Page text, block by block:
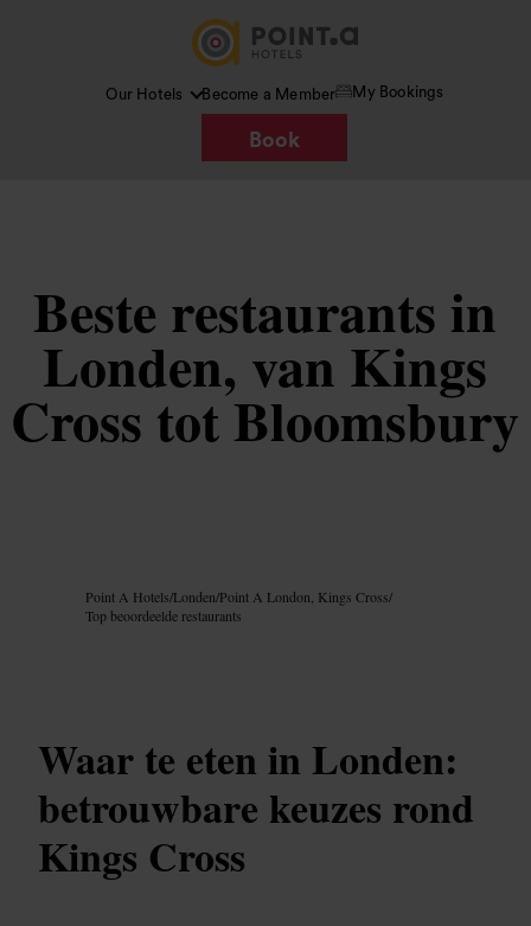
Our Hotels Become a Member My Bookings
Book
Beste restaurants in
Londen, van Kings
Cross tot Bloomsbury
Point A Hotels/Londen/Point A London, Kings Cross/
Top beoordeelde restaurants
Waar te eten in Londen:
betrouwbare keuzes rond
Kings Cross